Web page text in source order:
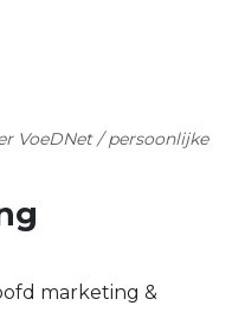
VoeDNet / persoonlijke
marketing &